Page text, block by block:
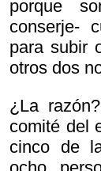
porque
conserje-
para subir
otros dos
¿La
comité del
cinco de